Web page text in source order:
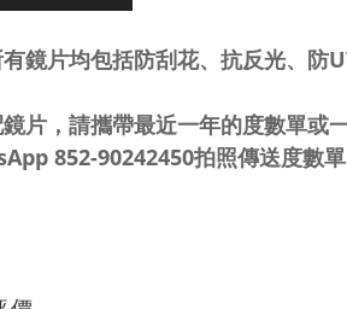
鏡片均包括防刮花、抗反光、防
片，請攜帶最近一年的度數單或
852-90242450拍照傳送度數單